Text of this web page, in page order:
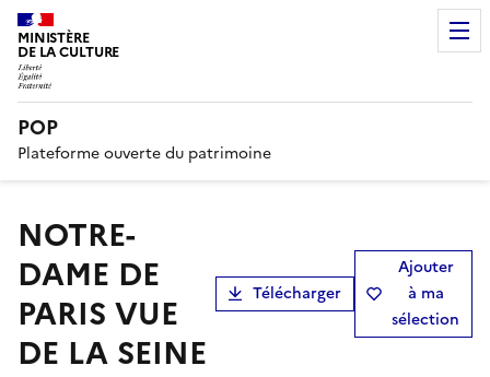
MINISTÈRE
DE LA CULTURE
POP
Plateforme ouverte du patrimoine
NOTRE-
DAME DE
PARIS VUE
DE LA SEINE
Télécharger
Ajouter
à ma
sélection